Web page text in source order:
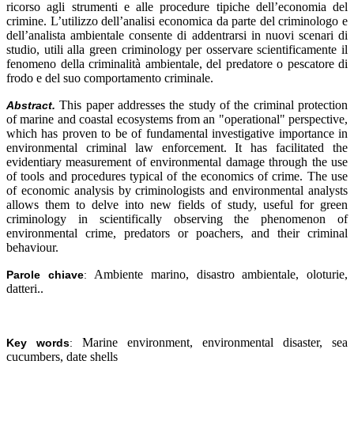
ricorso agli strumenti e alle procedure tipiche dell’economia del
crimine. L’utilizzo dell’analisi economica da parte del criminologo e
dell’analista ambientale consente di addentrarsi in nuovi scenari di
studio, utili alla green criminology per osservare scientificamente il
fenomeno della criminalità ambientale, del predatore o pescatore di
frodo e del suo comportamento criminale.
Abstract.This paper addresses the study of the criminal protection
of marine and coastal ecosystems from an "operational" perspective,
which has proven to be of fundamental investigative importance in
environmental criminal law enforcement. It has facilitated the
evidentiary measurement of environmental damage through the use
of tools and procedures typical of the economics of crime. The use
of economic analysis by criminologists and environmental analysts
allows them to delve into new fields of study, useful for green
criminology in scientifically observing the phenomenon of
environmental crime, predators or poachers, and their criminal
behaviour.
Parole chiave: Ambiente marino, disastro ambientale, oloturie,
datteri..
Key words: Marine environment, environmental disaster, sea
cucumbers, date shells